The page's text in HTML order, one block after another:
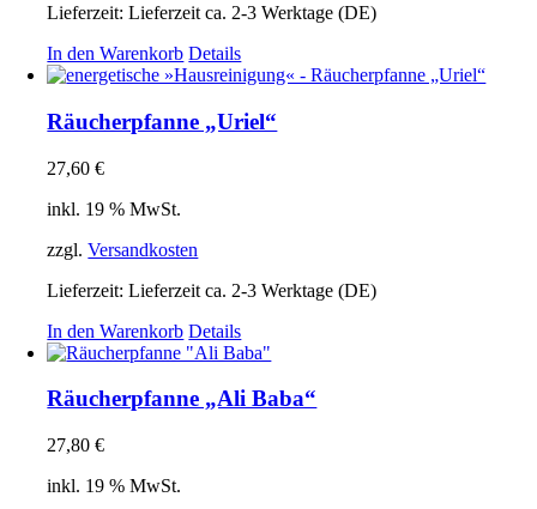
Lieferzeit:Lieferzeit ca. 2-3 Werktage (DE)
In den Warenkorb Details
Räucherpfanne „Uriel“
27,60€
inkl. 19 % MwSt.
zzgl.Versandkosten
Lieferzeit:Lieferzeit ca. 2-3 Werktage (DE)
In den Warenkorb Details
Räucherpfanne „Ali Baba“
27,80€
inkl. 19 % MwSt.